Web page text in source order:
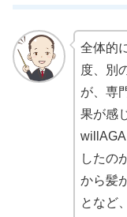
全体的
度、別
が、専
果が感
したの
から髪
となど